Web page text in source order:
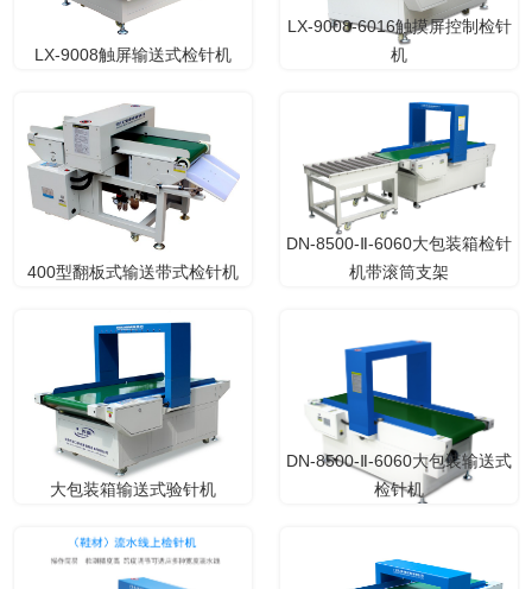
LX-9008触屏输送式检针机
LX-9008-6016触摸屏控制检针
机
400型翻板式输送带式检针机
DN-8500-Ⅱ-6060大包装箱检针
机带滚筒支架
大包装箱输送式验针机
DN-8500-Ⅱ-6060大包装输送式
检针机